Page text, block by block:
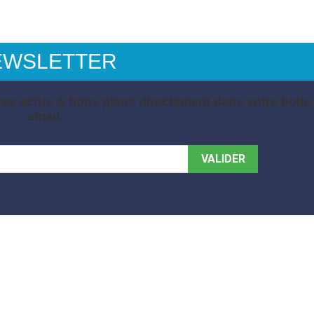
actus & bons plans directement dans votre boite
email.